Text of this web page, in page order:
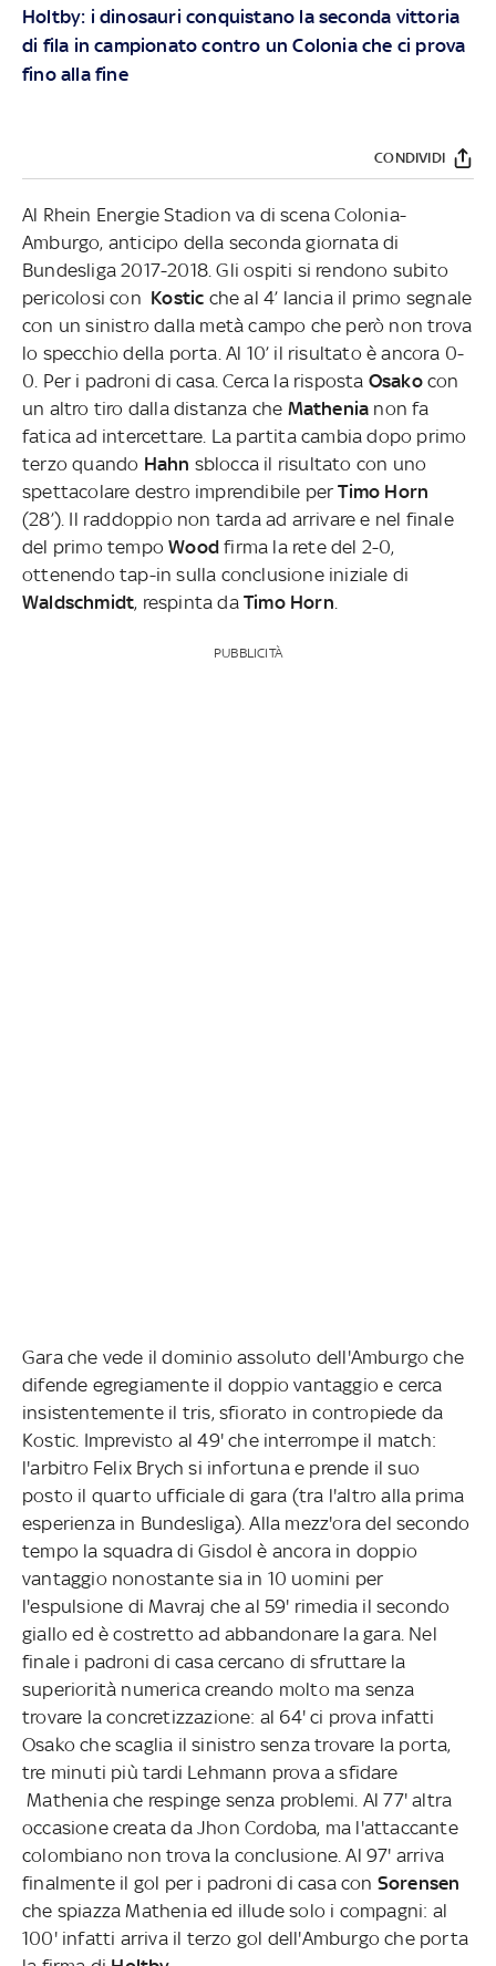
Holtby: i dinosauri conquistano la seconda vittoria
di fila in campionato contro un Colonia che ci prova
fino alla fine
CONDIVIDI
Al Rhein Energie Stadion va di scena Colonia-
Amburgo, anticipo della seconda giornata di
Bundesliga 2017-2018. Gli ospiti si rendono subito
pericolosi con Kostic che al 4’ lancia il primo segnale
con un sinistro dalla metà campo che però non trova
lo specchio della porta. Al 10’ il risultato è ancora 0-
0. Per i padroni di casa. Cerca la risposta Osakocon
un altro tiro dalla distanza che Mathenia non fa
fatica ad intercettare. La partita cambia dopo primo
terzo quando Hahn sblocca il risultato con uno
spettacolare destro imprendibile perTimo Horn
(28’). Il raddoppio non tarda ad arrivare e nel finale
del primo tempoWoodfirma la rete del 2-0,
ottenendo tap-in sulla conclusione iniziale di
Waldschmidt, respinta daTimo Horn
PUBBLICITÀ
Gara che vede il dominio assoluto dell'Amburgo che
difende egregiamente il doppio vantaggio e cerca
insistentemente il tris, sfiorato in contropiede da
Kostic. Imprevisto al 49' che interrompe il match:
l'arbitro Felix Brych si infortuna e prende il suo
posto il quarto ufficiale di gara (tra l'altro alla prima
esperienza in Bundesliga). Alla mezz'ora del secondo
tempo la squadra di Gisdol è ancora in doppio
vantaggio nonostante sia in 10 uomini per
l'espulsione di Mavraj che al 59' rimedia il secondo
giallo ed è costretto ad abbandonare la gara. Nel
finale i padroni di casa cercano di sfruttare la
superiorità numerica creando molto ma senza
trovare la concretizzazione: al 64' ci prova infatti
Osako che scaglia il sinistro senza trovare la porta,
tre minuti più tardi Lehmann prova a sfidare
Mathenia che respinge senza problemi. Al 77' altra
occasione creata da Jhon Cordoba, ma l'attaccante
colombiano non trova la conclusione. Al 97' arriva
finalmente il gol per i padroni di casa con Sorensen
che spiazza Mathenia ed illude solo i compagni: al
100' infatti arriva il terzo gol dell'Amburgo che porta